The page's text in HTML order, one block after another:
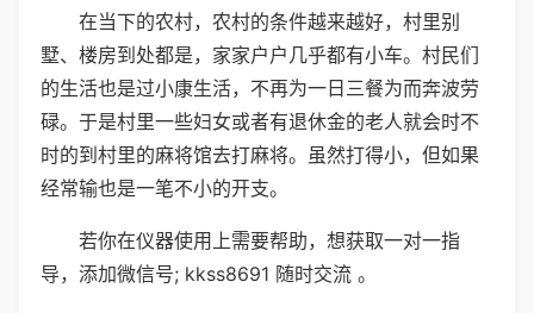
在当下的农村，农村的条件越来越好，村里别
墅、楼房到处都是，家家户户几乎都有小车。村民们
的生活也是过小康生活，不再为一日三餐为而奔波劳
碌。于是村里一些妇女或者有退休金的老人就会时不
时的到村里的麻将馆去打麻将。虽然打得小，但如果
经常输也是一笔不小的开支。
若你在仪器使用上需要帮助，想获取一对一指
导，添加微信号; kkss8691 随时交流 。